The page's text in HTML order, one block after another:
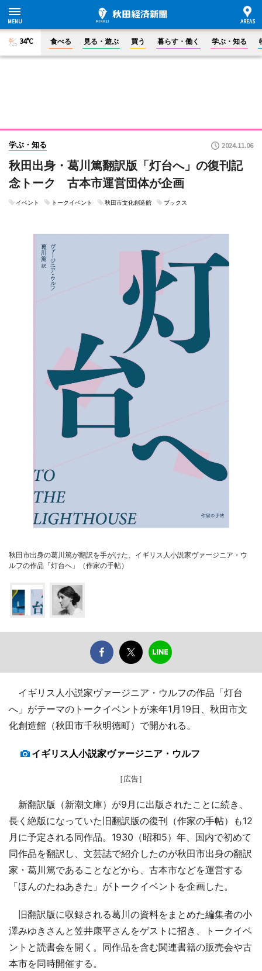
34°C 食べる 見る・遊ぶ 買う 暮らす・働く 学ぶ・知る
学ぶ・知る 2024.11.06
秋田出身・葛川篤翻訳版「灯台へ」の復刊記
念トーク 古本市運営団体が企画
イベント トークイベント 秋田市文化創造館 ブックス
秋田市出身の葛川篤が翻訳を手がけた、イギリス人小説家ヴァージニア・ウ
ルフの作品「灯台へ」（作家の手帖）
イギリス人小説家ヴァージニア・ウルフの作品「灯台
へ」がテーマのトークイベントが来年1月19日、秋田市文
化創造館（秋田市千秋明徳町）で開かれる。
イギリス人小説家ヴァージニア・ウルフ
［広告］
新翻訳版（新潮文庫）が9月に出版されたことに続き、
長く絶版になっていた旧翻訳版の復刊（作家の手帖）も12
月に予定される同作品。1930（昭和5）年、国内で初めて
同作品を翻訳し、文芸誌で紹介したのが秋田市出身の翻訳
家・葛川篤であることなどから、古本市などを運営する
「ほんのたねあきた」がトークイベントを企画した。
旧翻訳版に収録される葛川の資料をまとめた編集者の小
澤みゆきさんと笠井康平さんをゲストに招き、トークイベ
ントと読書会を開く。同作品を含む関連書籍の販売会や古
本市を同時開催する。